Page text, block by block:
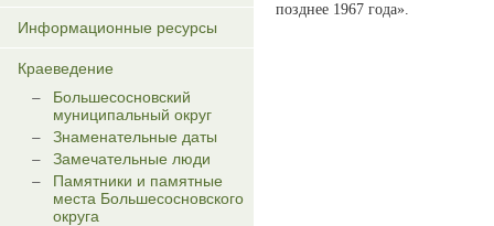
Информационные ресурсы
Краеведение
Большесосновский
муниципальный округ
Знаменательные даты
Замечательные люди
Памятники и памятные
места Большесосновского
округа
позднее 1967 года».